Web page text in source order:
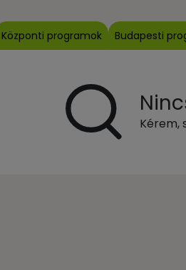
Központi programok Budapesti
Kérem,